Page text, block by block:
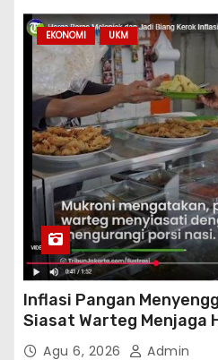
EKONOMI UKM
Inflasi Pangan
Siasat Warteg Menjaga
Terjangkau
Agu 6, 2026 Admin